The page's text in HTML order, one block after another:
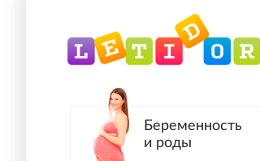
Беременность
и роды